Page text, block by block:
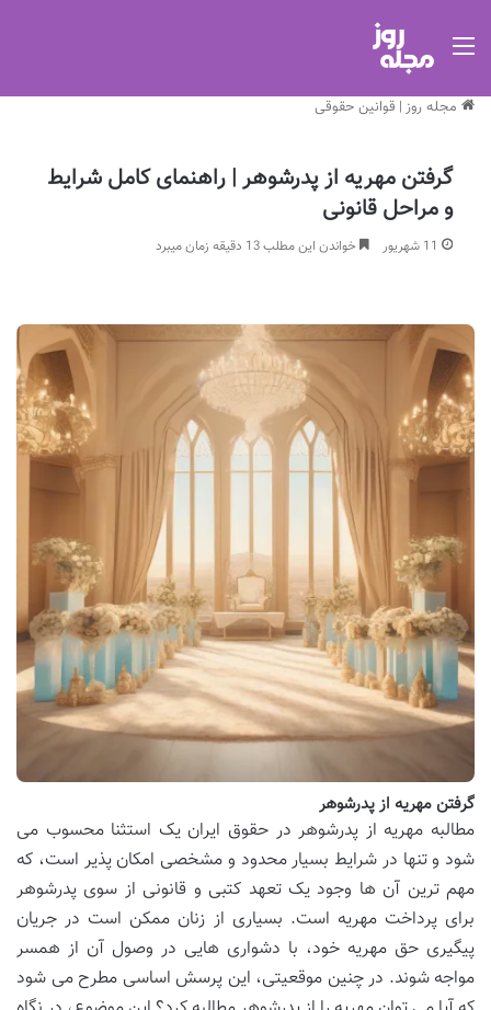
مجله روز | قوانین حقوقی
گرفتن مهریه از پدرشوهر | راهنمای کامل شرایط
و مراحل قانونی
11 شهریور خواندن این مطلب 13 دقیقه زمان میبرد
گرفتن مهریه از پدرشوهر
مطالبه مهریه از پدرشوهر در حقوق ایران یک استثنا محسوب می
شود و تنها در شرایط بسیار محدود و مشخصی امکان پذیر است، که
مهم ترین آن ها وجود یک تعهد کتبی و قانونی از سوی پدرشوهر
برای پرداخت مهریه است. بسیاری از زنان ممکن است در جریان
پیگیری حق مهریه خود، با دشواری هایی در وصول آن از همسر
مواجه شوند. در چنین موقعیتی، این پرسش اساسی مطرح می شود